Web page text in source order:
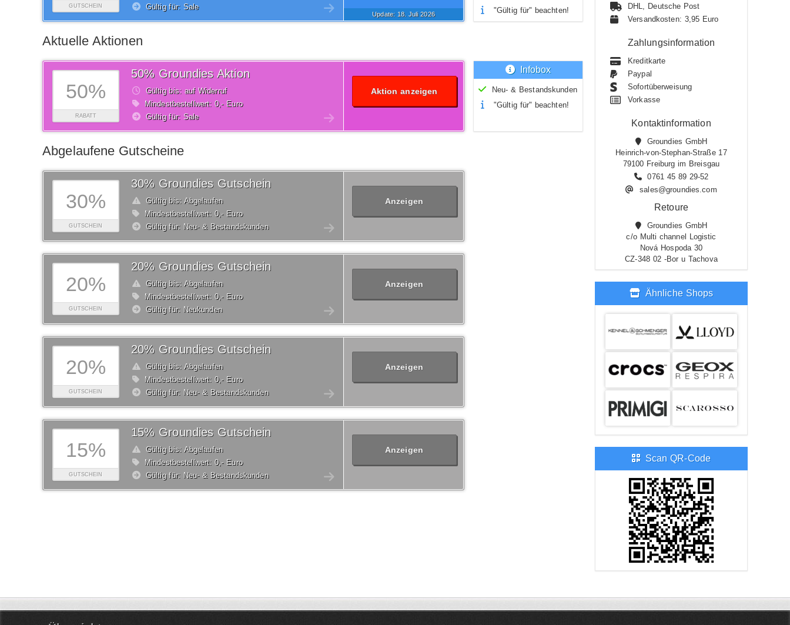
GUTSCHEIN
Gültig für: Sale
Update: 18.Juli2026
"Gültig für" beachten!
Aktuelle Aktionen
50%
RABATT
50% Groundies Aktion
Gültig bis: auf Widerruf
Mindestbestellwert: 0,- Euro
Gültig für: Sale
Aktion anzeigen
Infobox
Neu- & Bestandskunden
"Gültig für" beachten!
Abgelaufene Gutscheine
30%
GUTSCHEIN
30% Groundies Gutschein
Gültig bis: Abgelaufen
Mindestbestellwert: 0,- Euro
Gültig für: Neu- & Bestandskunden
Anzeigen
20%
GUTSCHEIN
20% Groundies Gutschein
Gültig bis: Abgelaufen
Mindestbestellwert: 0,- Euro
Gültig für: Neukunden
Anzeigen
20%
GUTSCHEIN
20% Groundies Gutschein
Gültig bis: Abgelaufen
Mindestbestellwert: 0,- Euro
Gültig für: Neu- & Bestandskunden
Anzeigen
15%
GUTSCHEIN
15% Groundies Gutschein
Gültig bis: Abgelaufen
Mindestbestellwert: 0,- Euro
Gültig für: Neu- & Bestandskunden
Anzeigen
DHL, Deutsche Post
Versandkosten: 3,95 Euro
Zahlungsinformation
Kreditkarte
Paypal
Sofortüberweisung
Vorkasse
Kontaktinformation
Groundies GmbH
Heinrich-von-Stephan-Straße 17
79100 Freiburg im Breisgau
0761 45 89 29-52
sales@groundies.com
Retoure
Groundies GmbH
c/o Multi channel Logistic
Nová Hospoda 30
CZ-348 02 -Bor u Tachova
Ähnliche Shops
Scan QR-Code